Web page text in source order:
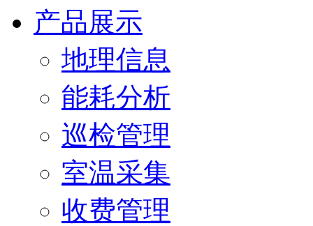
产品展示
地理信息
能耗分析
巡检管理
室温采集
收费管理